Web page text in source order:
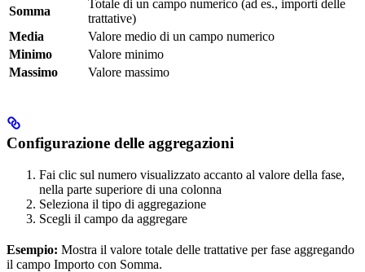
Somma
Totale di un campo numerico (ad es., importi delle
trattative)
Media
Valore medio di un campo numerico
Minimo
Valore minimo
Massimo
Valore massimo
Configurazione delle aggregazioni
Fai clic sul numero visualizzato accanto al valore della fase,
nella parte superiore di una colonna
Seleziona il tipo di aggregazione
Scegli il campo da aggregare
Esempio: Mostra il valore totale delle trattative per fase aggregando
il campo Importo con Somma.